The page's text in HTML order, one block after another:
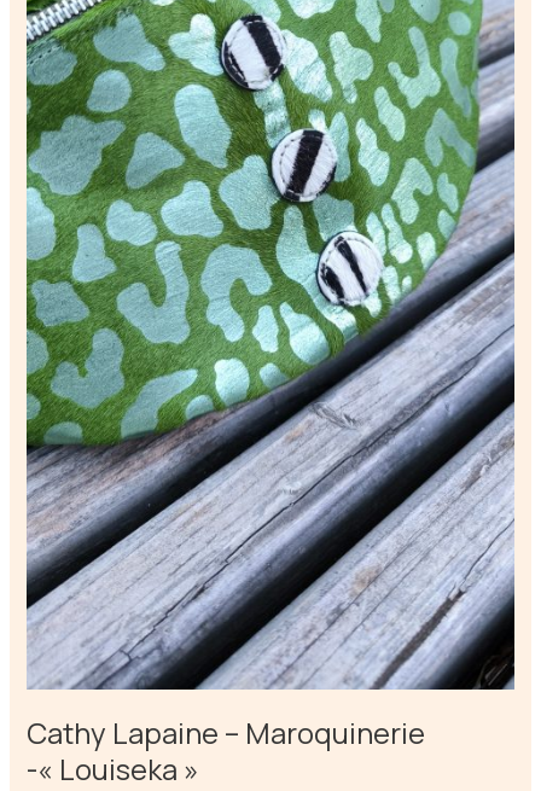
Cathy Lapaine – Maroquinerie
-« Louiseka »